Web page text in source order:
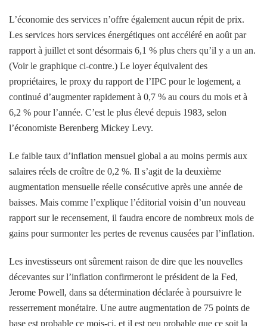
L’économie des services n’offre également aucun répit de prix.
Les services hors services énergétiques ont accéléré en août par
rapport à juillet et sont désormais 6,1 % plus chers qu’il y a un an.
(Voir le graphique ci-contre.) Le loyer équivalent des
propriétaires, le proxy du rapport de l’IPC pour le logement, a
continué d’augmenter rapidement à 0,7 % au cours du mois et à
6,2 % pour l’année. C’est le plus élevé depuis 1983, selon
l’économiste Berenberg Mickey Levy.
Le faible taux d’inflation mensuel global a au moins permis aux
salaires réels de croître de 0,2 %. Il s’agit de la deuxième
augmentation mensuelle réelle consécutive après une année de
baisses. Mais comme l’explique l’éditorial voisin d’un nouveau
rapport sur le recensement, il faudra encore de nombreux mois de
gains pour surmonter les pertes de revenus causées par l’inflation.
Les investisseurs ont sûrement raison de dire que les nouvelles
décevantes sur l’inflation confirmeront le président de la Fed,
Jerome Powell, dans sa détermination déclarée à poursuivre le
resserrement monétaire. Une autre augmentation de 75 points de
base est probable ce mois-ci, et il est peu probable que ce soit la